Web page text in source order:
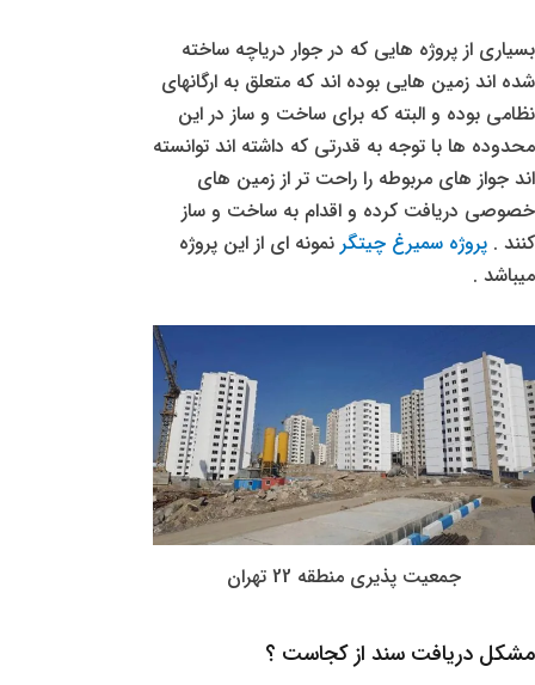
بسیاری از پروژه هایی که در جوار دریاچه ساخته
شده اند زمین هایی بوده اند که متعلق به ارگانهای
نظامی بوده و البته که برای ساخت و ساز در این
محدوده ها با توجه به قدرتی که داشته اند توانسته
اند جواز های مربوطه را راحت تر از زمین های
خصوصی دریافت کرده و اقدام به ساخت و ساز
کنند . پروژه سمیرغ چیتگر نمونه ای از این پروژه
میباشد .
جمعیت پذیری منطقه 22 تهران
مشکل دریافت سند از کجاست ؟